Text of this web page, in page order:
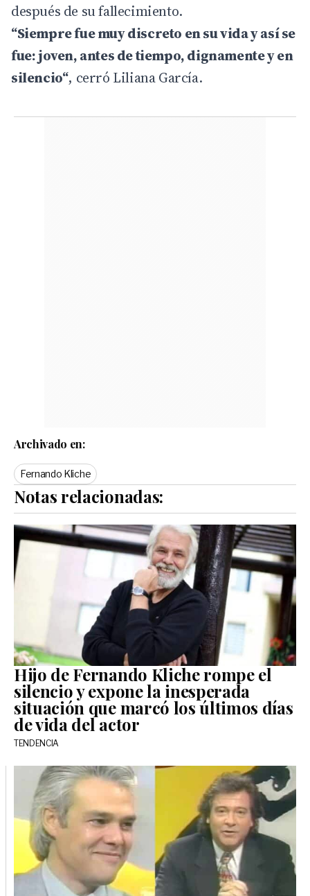
después de su fallecimiento.
“Siempre fue muy discreto en su vida y así se
fue: joven, antes de tiempo, dignamente y en
silencio“, cerró Liliana García.
Archivado en:
Fernando Kliche
Notas relacionadas:
Hijo de Fernando Kliche rompe el
silencio y expone la inesperada
situación que marcó los últimos días
de vida del actor
TENDENCIA